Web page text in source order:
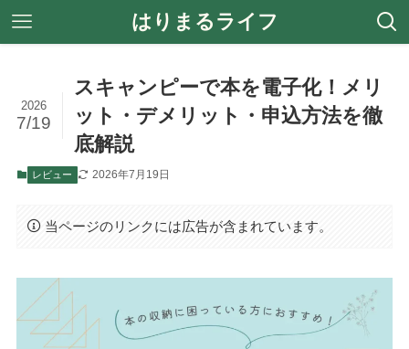
はりまるライフ
スキャンピーで本を電子化！メリ
ット・デメリット・申込方法を徹
底解説
2026
7/19
レビュー 2026年7月19日
当ページのリンクには広告が含まれています。